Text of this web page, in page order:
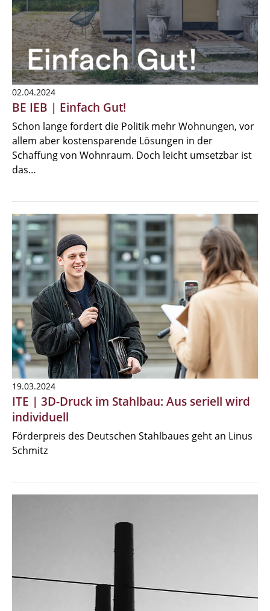
02.04.2024
BE IEB | Einfach Gut!
Schon lange fordert die Politik mehr Wohnungen, vor
allem aber kostensparende Lösungen in der
Schaffung von Wohnraum. Doch leicht umsetzbar ist
das…
19.03.2024
ITE | 3D-Druck im Stahlbau: Aus seriell wird
individuell
Förderpreis des Deutschen Stahlbaues geht an Linus
Schmitz